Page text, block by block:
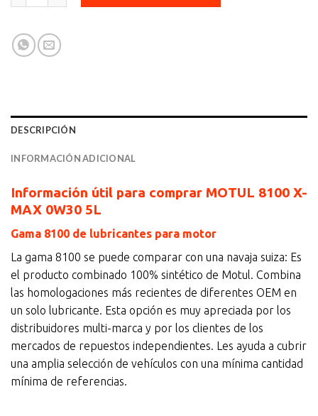
DESCRIPCIÓN
INFORMACIÓN ADICIONAL
Información útil para comprar MOTUL 8100 X-
MAX 0W30 5L
Gama 8100 de lubricantes para motor
La gama 8100 se puede comparar con una navaja suiza: Es
el producto combinado 100% sintético de Motul. Combina
las homologaciones más recientes de diferentes OEM en
un solo lubricante. Esta opción es muy apreciada por los
distribuidores multi-marca y por los clientes de los
mercados de repuestos independientes. Les ayuda a cubrir
una amplia selección de vehículos con una mínima cantidad
mínima de referencias.